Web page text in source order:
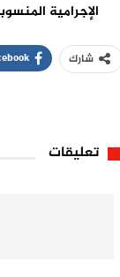
الإجرامية
شارك
تعليقات